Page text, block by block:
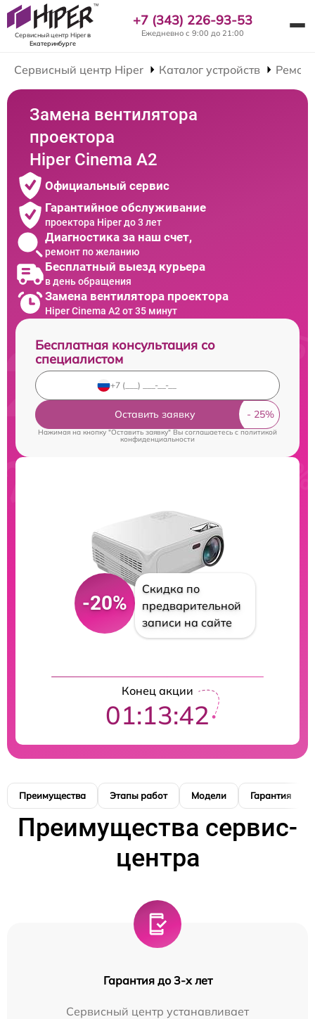
Сервисный центр Hiperв
Екатеринбурге
+7 (343) 226-93-53
Ежедневно с 9:00 до 21:00
Сервисный центр Hiper Каталог устройств
Замена вентилятора
проектора
Hiper Cinema A2
Официальный сервис
Гарантийное обслуживание
проектора Hiper до 3 лет
Диагностика за наш счет,
ремонт по желанию
Бесплатный выезд курьера
в день обращения
Замена вентилятора проектора
Hiper Cinema A2 от 35 минут
Бесплатная консультация со
специалистом
Оставить заявку
Нажимая на кнопку "Оставить заявку" Вы соглашаетесь cполитикой
конфиденциальности
-20%
Скидка по
предварительной
записи на сайте
Конец акции
01:13:41
Преимущества Этапы работ Модели Гарантия
Преимущества сервис-
центра
Гарантия до 3-х лет
Сервисный центр устанавливает